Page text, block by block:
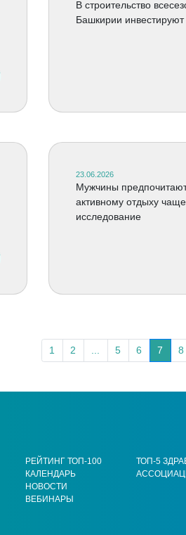
В строительство
Башкирии
23.06.2026
Мужчины
активному отдыху
исследование
1 2 5 6 7 8
РЕЙТИНГ ТОП-100
КАЛЕНДАРЬ
НОВОСТИ
ВЕБИНАРЫ
ТОП-5